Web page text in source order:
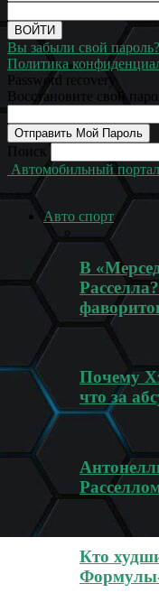
Вы забыли свой пароль?
Политика
Password recovery
Восстановите свой
Поиск
Автомобильный портал
Авто спорт
В
Почему
что за
Кто